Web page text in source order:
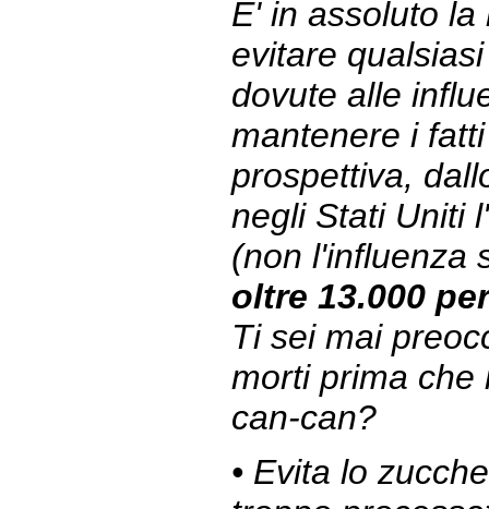
E' in assoluto
evitare
dovute alle
mantenere i
prospettiva,
negli Stati Uniti
(non l'influenza
oltre 13.000
Ti sei mai
morti prima che
can-can?
• Evita lo